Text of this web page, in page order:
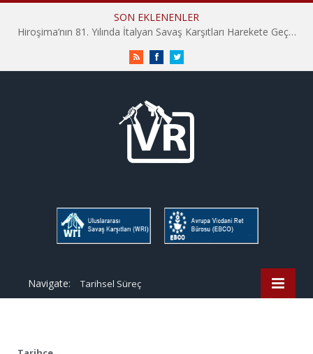
SON EKLENENLER
Hiroşima’nın 81. Yılında İtalyan Savaş Karşıtları Harekete Geçti: “Hatırlamak yeterli değil”
RSS FacebookTwitter
Navigate: Tarihsel Süreç